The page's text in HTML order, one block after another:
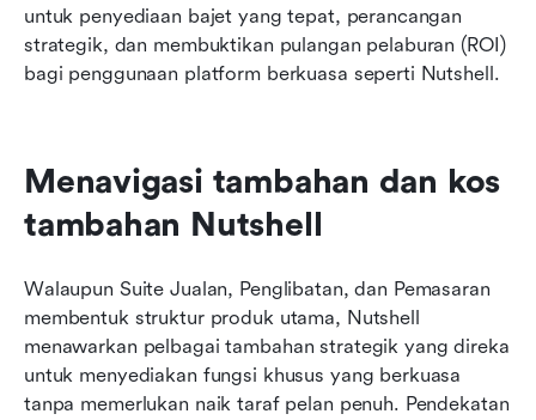
untuk penyediaan bajet yang tepat, perancangan
strategik, dan membuktikan pulangan pelaburan (ROI)
bagi penggunaan platform berkuasa seperti Nutshell.
Menavigasi tambahan dan kos
tambahan Nutshell
Walaupun Suite Jualan, Penglibatan, dan Pemasaran
membentuk struktur produk utama, Nutshell
menawarkan pelbagai tambahan strategik yang direka
untuk menyediakan fungsi khusus yang berkuasa
tanpa memerlukan naik taraf pelan penuh. Pendekatan